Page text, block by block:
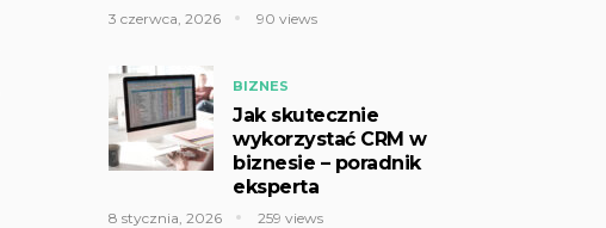
3 czerwca, 2026 90 views
BIZNES
Jak skutecznie
wykorzystać CRM w
biznesie – poradnik
eksperta
8 stycznia, 2026 259 views